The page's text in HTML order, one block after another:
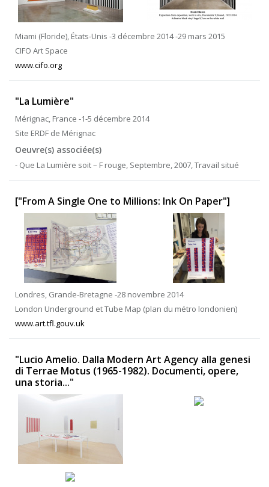
Miami (Floride), États-Unis -3 décembre 2014 -29 mars 2015
CIFO Art Space
www.cifo.org
"La Lumière"
Mérignac, France -1-5 décembre 2014
Site ERDF de Mérignac
Oeuvre(s) associée(s)
- Que La Lumière soit – F rouge, Septembre, 2007, Travail situé
["From A Single One to Millions: Ink On Paper"]
Londres, Grande-Bretagne -28 novembre 2014
London Underground et Tube Map (plan du métro londonien)
www.art.tfl.gouv.uk
"Lucio Amelio. Dalla Modern Art Agency alla genesi
di Terrae Motus (1965-1982). Documenti, opere,
una storia..."